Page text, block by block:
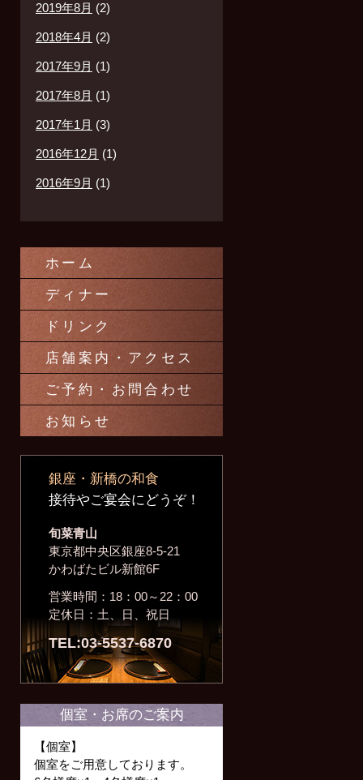
2019年8月 (2)
2018年4月 (2)
2017年9月 (1)
2017年8月 (1)
2017年1月 (3)
2016年12月 (1)
2016年9月 (1)
ホーム
ディナー
ドリンク
店舗案内・アクセス
ご予約・お問合わせ
お知らせ
銀座・新橋の和食
接待やご宴会にどうぞ！
旬菜青山
東京都中央区銀座8-5-21
かわばたビル新館6F
営業時間：18：00～22：00
定休日：土、日、祝日
TEL:03-5537-6870
個室・お席のご案内
【個室】
個室をご用意しております。